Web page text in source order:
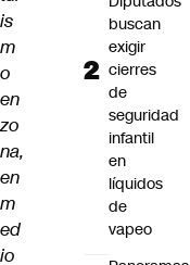
is
m
o
en
zo
na,
en
m
ed
io
buscan
exigir
cierres
de
seguridad
infantil
en
líquidos
de
vapeo